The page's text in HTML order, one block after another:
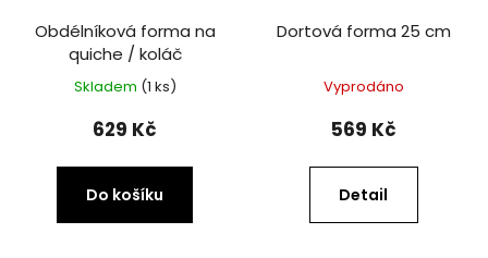
Obdélníková forma na
quiche / koláč
Skladem (1 ks)
629 Kč
Do košíku
Dortová forma 25 cm
Vyprodáno
569 Kč
Detail